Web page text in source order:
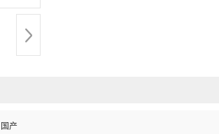
国产